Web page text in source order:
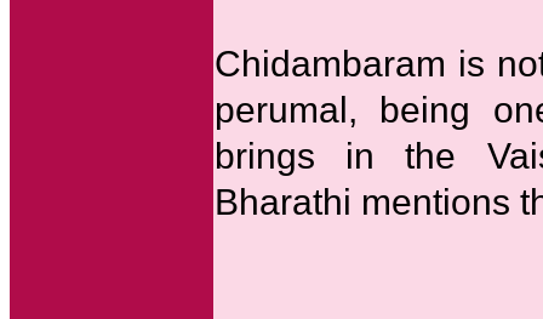
Chidambaram is
perumal, being
brings in the
Bharathi mentions